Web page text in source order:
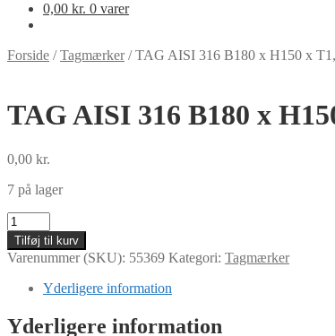
0,00 kr. 0 varer
Forside /Tagmærker/TAG AISI 316 B180 x H150 x
TAG AISI 316 B180 x
0,00 kr.
7 på lager
TAG
AISI
316
B180
x
T1,0mm
Tilføj til kurv
Varenummer (SKU): 55369 Kategori: Tagmærker
Yderligere information
Yderligere information